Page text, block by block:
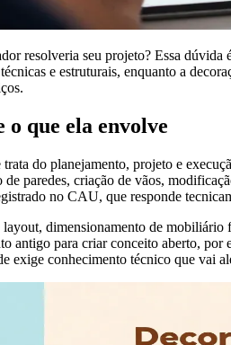
resolveria seu projeto? Essa
e estruturais, enquanto a
que ela envolve
do planejamento, projeto e
paredes, criação de vãos,
no CAU, que responde
dimensionamento de
antigo para criar conceito aberto,
exige conhecimento técnico que vai